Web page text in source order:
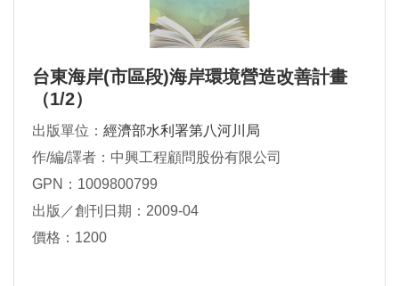
台東海岸(市區段)海岸環境營造改善計畫
（1/2）
出版單位： 經濟部水利署第八河川局
作/編/譯者：中興工程顧問股份有限公司
GPN：1009800799
出版／創刊日期：2009-04
價格：1200